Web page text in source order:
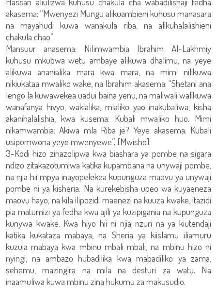
akasema: “Mwenyezi Mungu alikuambieni kuhusu manasara
na mayahudi kuwa wanakula riba, na alikuhalalishieni
chakula chao”.
Mansuur anasema: Nilimwambia Ibrahim Al-Lakhmiy
kuhusu mkubwa wetu ambaye alikuwa dhalimu, na yeye
alikuwa ananialika mara kwa mara, na mimi nilikuwa
nikiukataa mwaliko wake, na Ibrahim akasema: “Shetani ana
lengo la kuwawekea uadui baina yenu, na maliwali walikuwa
wanafanya hivyo, wakialika, mialiko yao inakubaliwa, kisha
akanihalalishia, kwa kusema: Kubali mwaliko huo. Mimi
nikamwambia: Akiwa mla Riba je? Yeye akasema: Kubali
usipomwona yeye mwenyewe”. [Mwisho].
3-Kodi hizo zinazolipwa kwa biashara ya pombe na sigara
ndizo zitakazotumiwa katika kupambana na unywaji pombe,
na njia hii mpya inayopelekea kupunguza maovu ya unywaji
pombe ni ya kisheria. Na kurekebisha upeo wa kuyaeneza
maovu hayo, na kila ilipozidi maenezi na kuuza kwake, itazidi
pia matumizi ya fedha kwa ajili ya kuzipigania na kupunguza
kunywa kwake. Kwa hiyo hii ni njia nzuri na ya kiutendaji
katika kukataza mabaya, na Sheria ya kiislamu iliamuru
kuzuia mabaya kwa mbinu mbali mbali, na mbinu hizo ni
nyingi, na ambazo hubadilika kwa mabadiliko ya zama,
sehemu, mazingira na mila na desturi za watu. Na
inaamuliwa kuwa mbinu zina hukumu za makusudio.